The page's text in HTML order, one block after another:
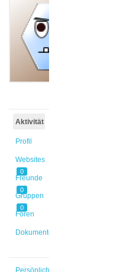
Aktivität
Profil
Websites
0
Freunde
0
Gruppen
0
Foren
Dokumente
Persönlich